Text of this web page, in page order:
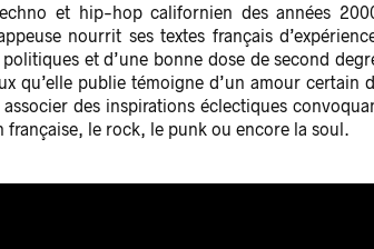
et hip-hop californien des années
nourrit ses textes français
politiques et d’une bonne dose de second
qu’elle publie témoigne d’un amour certain
associer des inspirations éclectiques
française, le rock, le punk ou encore la soul.